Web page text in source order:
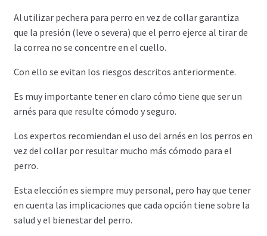
Al utilizar pechera para perro en vez de collar garantiza
que la presión (leve o severa) que el perro ejerce al tirar de
la correa no se concentre en el cuello.
Con ello se evitan los riesgos descritos anteriormente.
Es muy importante tener en claro cómo tiene que ser un
arnés para que resulte cómodo y seguro.
Los expertos recomiendan el uso del arnés en los perros en
vez del collar por resultar mucho más cómodo para el
perro.
Esta elección es siempre muy personal, pero hay que tener
en cuenta las implicaciones que cada opción tiene sobre la
salud y el bienestar del perro.